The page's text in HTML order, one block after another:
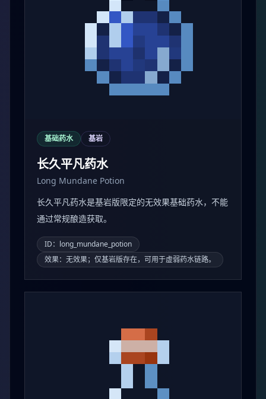
基础药水 基岩
长久平凡药水
Long Mundane Potion
长久平凡药水是基岩版限定的无效果基础药水，不能
通过常规酿造获取。
ID：long_mundane_potion
效果：无效果；仅基岩版存在，可用于虚弱药水链路。